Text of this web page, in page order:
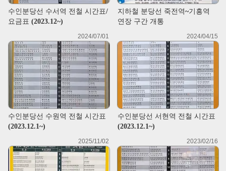
수인분당선 수서역 전철 시간표/
요금표 (2023.12~)
지하철 분당선 죽전역~기흥역
연장 구간 개통
2024/07/01
수인분당선 수원역 전철 시간표
(2023.12.1~)
2024/04/15
수인분당선 서현역 전철 시간표
(2023.12.1~)
2025/11/02 2023/02/16